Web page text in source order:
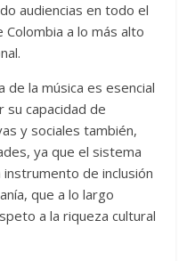
audiencias en todo el
a lo más alto
de la música es esencial
su capacidad de
y sociales también,
ya que el sistema
de inclusión
que a lo largo
a la riqueza cultural